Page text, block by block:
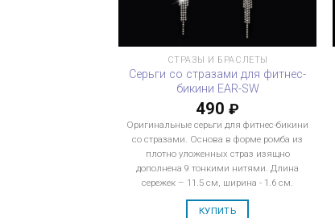
СТРАЗЫ И БРАСЛЕТЫ
Серьги со стразами для фитнес-
бикини EAR-SW
490₽
Оригинальные серьги для фитнес-бикини
со стразами. Основа в форме ромба из
плотно уложенных страз изящно
дополнена 9 тонкими нитями. Длина
сережек – 11.5 см, ширина - 1.6 см.
КУПИТЬ